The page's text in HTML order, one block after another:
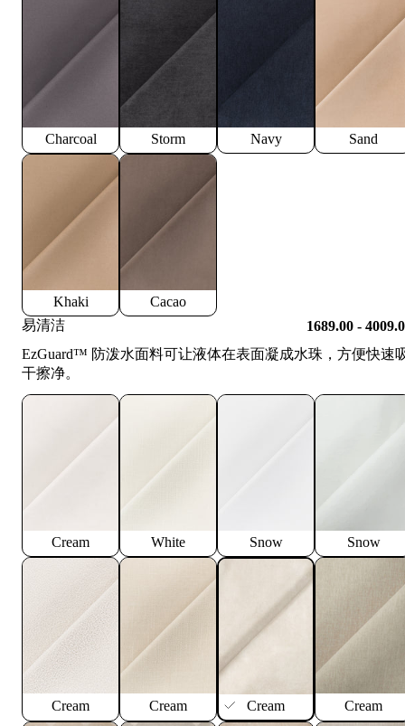
Charcoal Storm Navy Sand
Khaki
Cacao
易清洁
1689.00 -
EzGuard™️ 防泼水面料可让液体在表面凝成水珠，方便快速
干擦净。
Cream White Snow Snow
Cream Cream Cream Cream